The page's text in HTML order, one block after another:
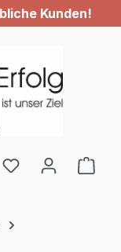
Kunden!
Du hast 0